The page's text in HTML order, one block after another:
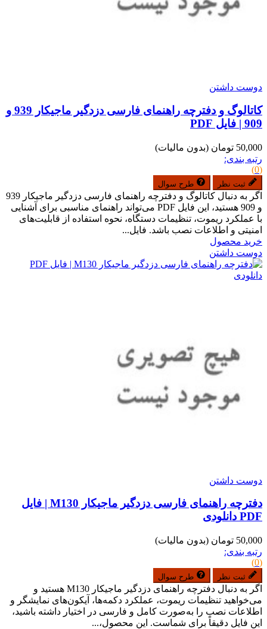
دوست داشتن
کاتالوگ و دفترچه راهنمای فارسی دزدگیر ماجیکار 939 و
909 | فایل PDF
50,000 تومان
(بدون مالیات)
رتبه بندی:
(0)
ثبت نظر طرح سوال
اگر به دنبال کاتالوگ و دفترچه راهنمای فارسی دزدگیر ماجیکار 939
و 909 هستید، این فایل PDF می‌تواند راهنمای مناسبی برای آشنایی
با عملکرد ریموت، تنظیمات دستگاه، نحوه استفاده از قابلیت‌های
امنیتی و اطلاعات نصب باشد. فایل...
خرید محصول
دوست داشتن
دوست داشتن
دفترچه راهنمای فارسی دزدگیر ماجیکار M130 | فایل
PDF دانلودی
50,000 تومان
(بدون مالیات)
رتبه بندی:
(0)
ثبت نظر طرح سوال
اگر به دنبال دفترچه راهنمای دزدگیر ماجیکار M130 هستید و
می‌خواهید تنظیمات ریموت، عملکرد دکمه‌ها، آیکون‌های نمایشگر و
اطلاعات نصب را به‌صورت کامل و فارسی در اختیار داشته باشید،
این فایل دقیقاً برای شماست. این محصول،...